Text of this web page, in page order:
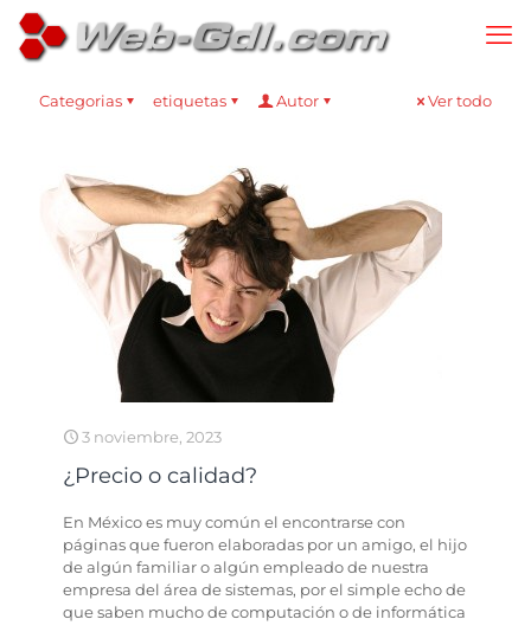
Categorias etiquetas Autor Ver todo
3 noviembre, 2023
¿Precio o calidad?
En México es muy común el encontrarse con
páginas que fueron elaboradas por un amigo, el hijo
de algún familiar o algún empleado de nuestra
empresa del área de sistemas, por el simple echo de
que saben mucho de computación o de informática